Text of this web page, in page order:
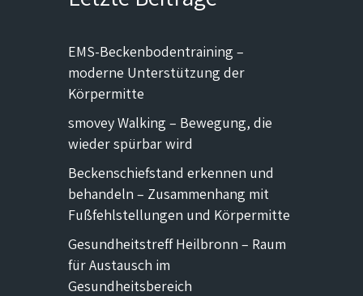
EMS-Beckenbodentraining –
moderne Unterstützung der
Körpermitte
smovey Walking – Bewegung, die
wieder spürbar wird
Beckenschiefstand erkennen und
behandeln – Zusammenhang mit
Fußfehlstellungen und Körpermitte
Gesundheitstreff Heilbronn – Raum
für Austausch im
Gesundheitsbereich